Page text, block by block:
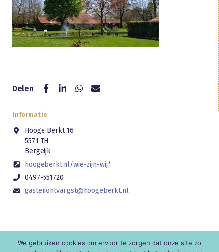
Delen
Informatie
Hooge Berkt 16
5571 TH
Bergeijk
hoogeberkt.nl/wie-zijn-wij/
0497-551720
gastenontvangst@hoogeberkt.nl
© KNR
We gebruiken cookies om ervoor te zorgen dat onze site zo